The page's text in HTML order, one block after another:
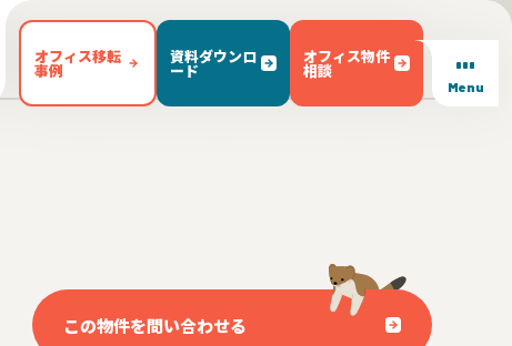
オフィス移転
事例
資料ダウンロ
ード
オフィス物件
相談
Menu
この物件を問い合わせる